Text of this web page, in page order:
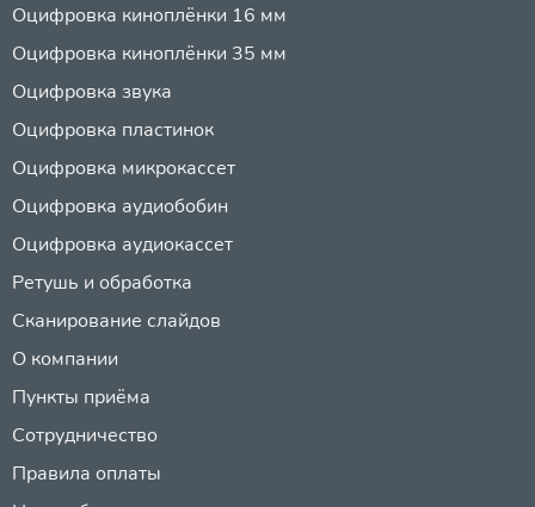
Оцифровка киноплёнки 16 мм
Оцифровка киноплёнки 35 мм
Оцифровка звука
Оцифровка пластинок
Оцифровка микрокассет
Оцифровка аудиобобин
Оцифровка аудиокассет
Ретушь и обработка
Сканирование слайдов
О компании
Пункты приёма
Сотрудничество
Правила оплаты